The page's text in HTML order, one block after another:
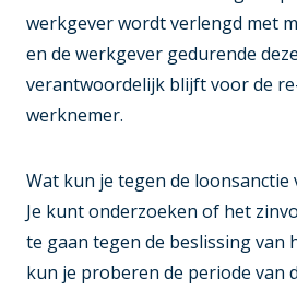
werkgever wordt verlengd met
en de werkgever gedurende
verantwoordelijk blijft voor de
werknemer.
Wat kun je tegen de loonsanctie
Je kunt onderzoeken of het
te gaan tegen de beslissing van
kun je proberen de periode van